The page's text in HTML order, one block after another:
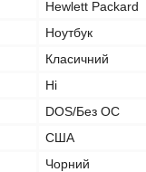
Hewlett Packard
Ноутбук
Класичний
Ні
DOS/Без ОС
США
Чорний